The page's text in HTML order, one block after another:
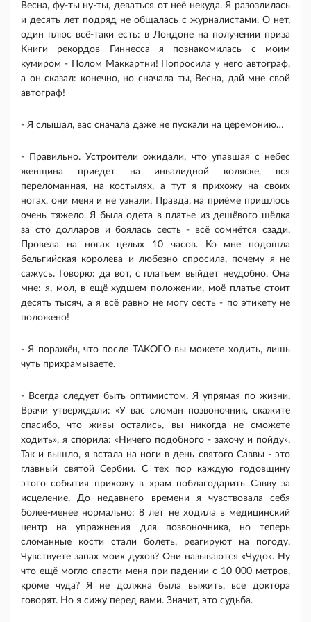
Весна, фу-ты ну-ты, деваться от неё некуда. Я разозлилась
и десять лет подряд не общалась с журналистами. О нет,
один плюс всё-таки есть: в Лондоне на получении приза
Книги рекордов Гиннесса я познакомилась с моим
кумиром - Полом Маккартни! Попросила у него автограф,
а он сказал: конечно, но сначала ты, Весна, дай мне свой
автограф!
- Я слышал, вас сначала даже не пускали на церемонию…
- Правильно. Устроители ожидали, что упавшая с небес
женщина приедет на инвалидной коляске, вся
переломанная, на костылях, а тут я прихожу на своих
ногах, они меня и не узнали. Правда, на приёме пришлось
очень тяжело. Я была одета в платье из дешёвого шёлка
за сто долларов и боялась сесть - всё сомнётся сзади.
Провела на ногах целых 10 часов. Ко мне подошла
бельгийская королева и любезно спросила, почему я не
сажусь. Говорю: да вот, с платьем выйдет неудобно. Она
мне: я, мол, в ещё худшем положении, моё платье стоит
десять тысяч, а я всё равно не могу сесть - по этикету не
положено!
- Я поражён, что после ТАКОГО вы можете ходить, лишь
чуть прихрамываете.
- Всегда следует быть оптимистом. Я упрямая по жизни.
Врачи утверждали: «У вас сломан позвоночник, скажите
спасибо, что живы остались, вы никогда не сможете
ходить», я спорила: «Ничего подобного - захочу и пойду».
Так и вышло, я встала на ноги в день святого Саввы - это
главный святой Сербии. С тех пор каждую годовщину
этого события прихожу в храм поблагодарить Савву за
исцеление. До недавнего времени я чувствовала себя
более-менее нормально: 8 лет не ходила в медицинский
центр на упражнения для позвоночника, но теперь
сломанные кости стали болеть, реагируют на погоду.
Чувствуете запах моих духов? Они называются «Чудо». Ну
что ещё могло спасти меня при падении с 10 000 метров,
кроме чуда? Я не должна была выжить, все доктора
говорят. Но я сижу перед вами. Значит, это судьба.